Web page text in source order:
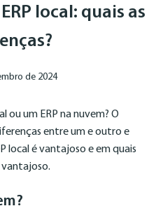
local: quais as
de 2024
ou um ERP na nuvem? O
entre um e outro e
local é vantajoso e em quais
vantajoso.